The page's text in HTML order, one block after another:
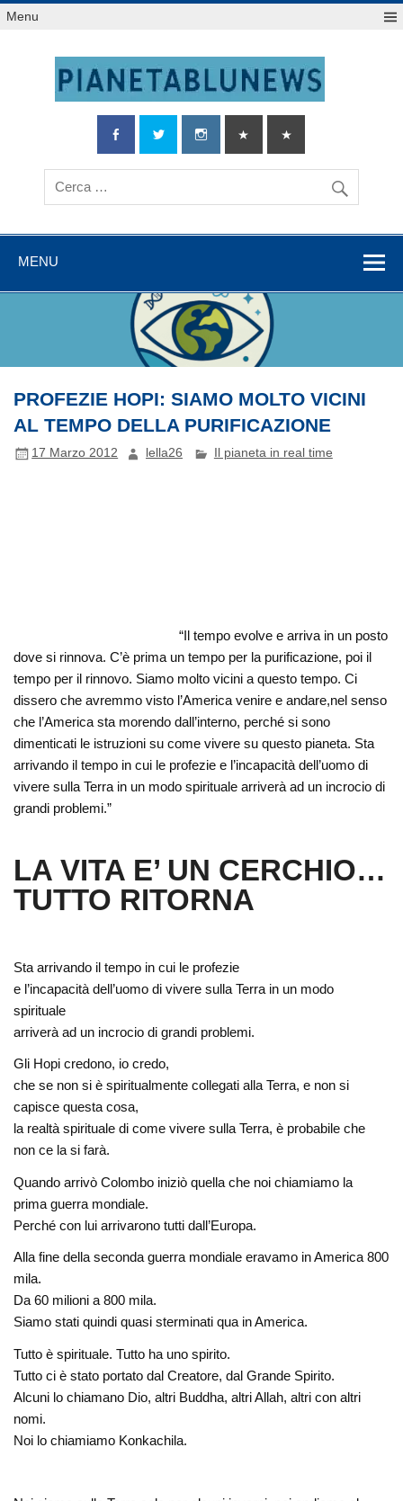
Salta
alMenu
MENU
PROFEZIE HOPI: SIAMO MOLTO VICINI
AL TEMPO DELLA PURIFICAZIONE
17 Marzo 2012 lella26 Il pianeta in real time
“Il tempo evolve e arriva in un posto
dove si rinnova. C’è prima un tempo per la purificazione, poi il
tempo per il rinnovo. Siamo molto vicini a questo tempo. Ci
dissero che avremmo visto l’America venire e andare,nel senso
che l’America sta morendo dall’interno, perché si sono
dimenticati le istruzioni su come vivere su questo pianeta. Sta
arrivando il tempo in cui le profezie e l’incapacità dell’uomo di
vivere sulla Terra in un modo spirituale arriverà ad un incrocio di
grandi problemi.”
LA VITA E’ UN CERCHIO…
TUTTO RITORNA
Sta arrivando il tempo in cui le profezie
e l’incapacità dell’uomo di vivere sulla Terra in un modo
spirituale
arriverà ad un incrocio di grandi problemi.
Gli Hopi credono, io credo,
che se non si è spiritualmente collegati alla Terra, e non si
capisce questa cosa,
la realtà spirituale di come vivere sulla Terra, è probabile che
non ce la si farà.
Quando arrivò Colombo iniziò quella che noi chiamiamo la
prima guerra mondiale.
Perché con lui arrivarono tutti dall’Europa.
Alla fine della seconda guerra mondiale eravamo in America 800
mila.
Da 60 milioni a 800 mila.
Siamo stati quindi quasi sterminati qua in America.
Tutto è spirituale. Tutto ha uno spirito.
Tutto ci è stato portato dal Creatore, dal Grande Spirito.
Alcuni lo chiamano Dio, altri Buddha, altri Allah, altri con altri
nomi.
Noi lo chiamiamo Konkachila.